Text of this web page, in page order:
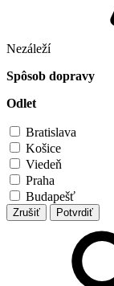
Nezáleží
Spôsob dopravy
Odlet
Bratislava
Košice
Viedeň
Praha
Budapešť
Zrušiť Potvrdiť